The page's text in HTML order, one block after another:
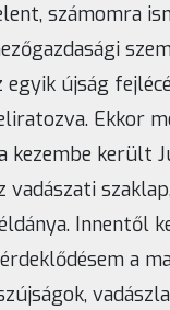
számomra
egyik újság
Ekkor
kezembe került
vadászati
Innentől
a